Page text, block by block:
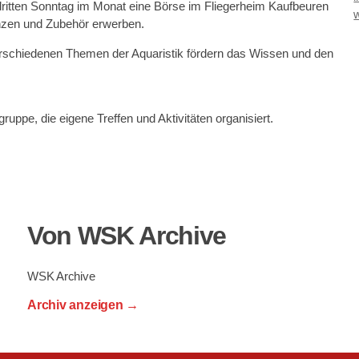
Sonntag im Monat eine Börse im Fliegerheim Kaufbeuren
und Zubehör erwerben.
Themen der Aquaristik fördern das Wissen und den
die eigene Treffen und Aktivitäten organisiert.
Von WSK Archive
WSK Archive
Archiv anzeigen →